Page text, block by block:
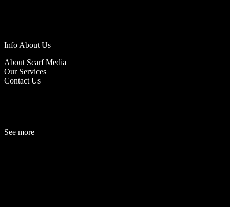
Info About Us
About Scarf Media
Our Services
Contact Us
See more